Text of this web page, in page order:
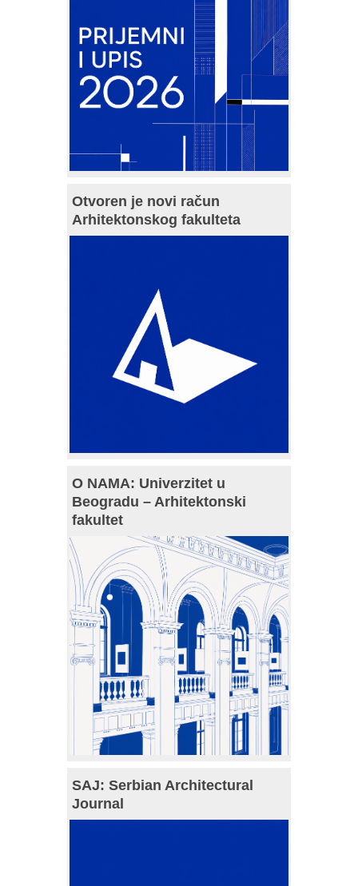
Otvoren je novi račun
Arhitektonskog fakulteta
O NAMA: Univerzitet u
Beogradu – Arhitektonski
fakultet
SAJ: Serbian Architectural
Journal